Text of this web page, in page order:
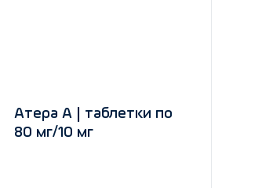
Атера А | таблетки по
80 мг/10 мг